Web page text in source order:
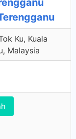
Ku, Kuala
Malaysia